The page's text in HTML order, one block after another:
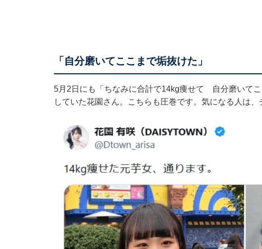
「自分磨いてここまで垢抜けた」
5月2日にも「ちなみに合計で14kg痩せて 自分磨いて
していた花園さん。こちらも圧巻です。気になる人は、